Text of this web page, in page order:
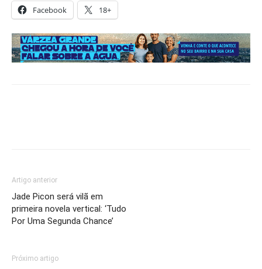
Facebook 18+
Artigo anterior
Jade Picon será vilã em
primeira novela vertical: ‘Tudo
Por Uma Segunda Chance’
Próximo artigo